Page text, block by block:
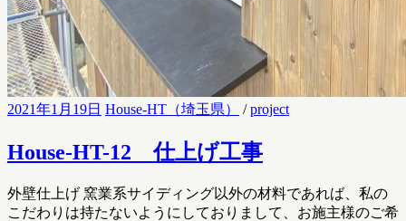
2021年1月19日 House-HT（埼玉県） /project
House-HT-12 仕上げ工事
外壁仕上げ 窯業系サイディング以外の材料であれば、私の
こだわりは持たないようにしておりまして、お施主様のご希